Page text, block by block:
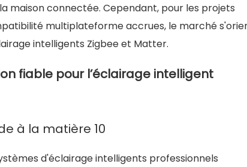
maison connectée. Cependant, pour les projets
multiplateforme accrues, le marché
intelligents Zigbee et Matter.
fiable pour l’éclairage intelligent
d'éclairage intelligents professionnels